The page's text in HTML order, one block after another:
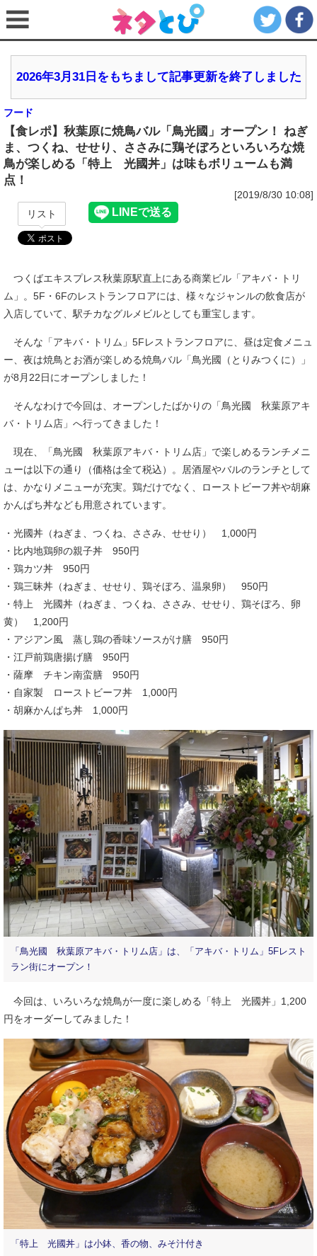
2026年3月31日をもちまして記事更新を終了しました
フード
【食レポ】秋葉原に焼鳥バル「鳥光國」オープン！ ねぎ
ま、つくね、せせり、ささみに鶏そぼろといろいろな焼
鳥が楽しめる「特上 光國丼」は味もボリュームも満
点！
[2019/8/30 10:08]
リスト
つくばエキスプレス秋葉原駅直上にある商業ビル「アキバ・トリ
ム」。5F・6Fのレストランフロアには、様々なジャンルの飲食店が
入店していて、駅チカなグルメビルとしても重宝します。
そんな「アキバ・トリム」5Fレストランフロアに、昼は定食メニュ
ー、夜は焼鳥とお酒が楽しめる焼鳥バル「鳥光國（とりみつくに）」
が8月22日にオープンしました！
そんなわけで今回は、オープンしたばかりの「鳥光國 秋葉原アキ
バ・トリム店」へ行ってきました！
現在、「鳥光國 秋葉原アキバ・トリム店」で楽しめるランチメニ
ューは以下の通り（価格は全て税込）。居酒屋やバルのランチとして
は、かなりメニューが充実。鶏だけでなく、ローストビーフ丼や胡麻
かんぱち丼なども用意されています。
・光國丼（ねぎま、つくね、ささみ、せせり） 1,000円
・比内地鶏卵の親子丼 950円
・鶏カツ丼 950円
・鶏三昧丼（ねぎま、せせり、鶏そぼろ、温泉卵） 950円
・特上 光國丼（ねぎま、つくね、ささみ、せせり、鶏そぼろ、卵
黄） 1,200円
・アジアン風 蒸し鶏の香味ソースがけ膳 950円
・江戸前鶏唐揚げ膳 950円
・薩摩 チキン南蛮膳 950円
・自家製 ローストビーフ丼 1,000円
・胡麻かんぱち丼 1,000円
「鳥光國 秋葉原アキバ・トリム店」は、「アキバ・トリム」5Fレスト
ラン街にオープン！
今回は、いろいろな焼鳥が一度に楽しめる「特上 光國丼」1,200
円をオーダーしてみました！
「特上 光國丼」は小鉢、香の物、みそ汁付き